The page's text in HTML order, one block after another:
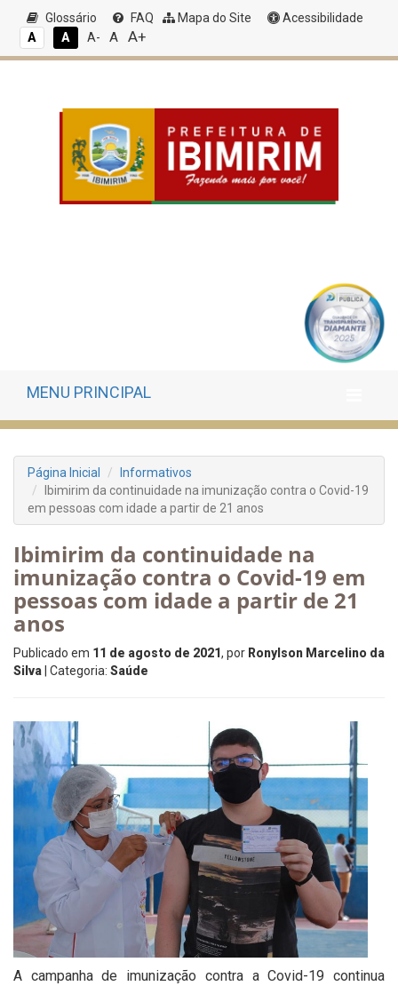
Glossário FAQ Mapa do Site
Acessibilidade
A
A A- A A+
MENU PRINCIPAL
Página Inicial
Informativos
Ibimirim da continuidade na imunização contra o Covid-19
em pessoas com idade a partir de 21 anos
Ibimirim da continuidade na
imunização contra o Covid-19 em
pessoas com idade a partir de 21
anos
Publicado em 11 de agosto de 2021, por Ronylson Marcelino da
Silva | Categoria: Saúde
A campanha de imunização contra a Covid-19 continua